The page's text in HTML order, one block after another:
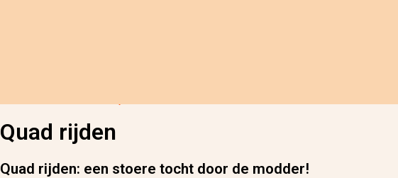
Quad rijden
Quad rijden: een stoere tocht door de modder!